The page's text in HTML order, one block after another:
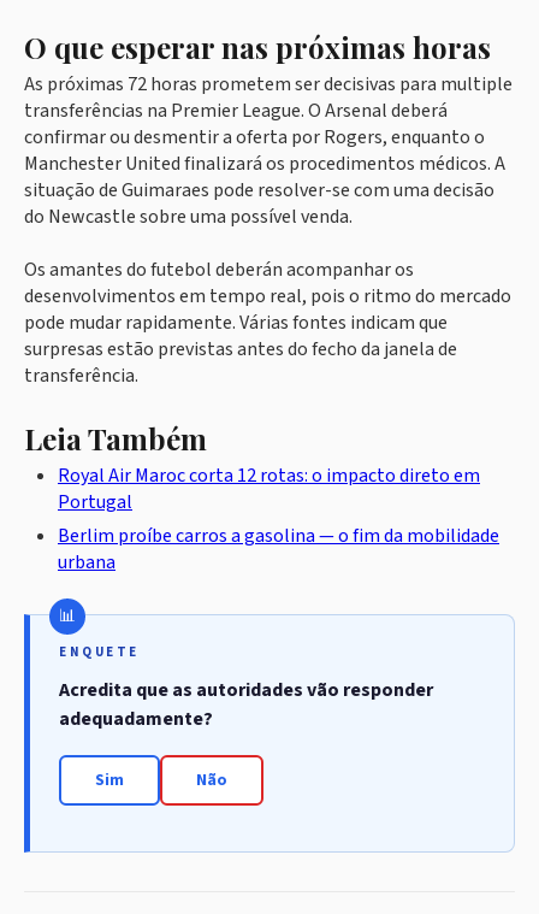
O que esperar nas próximas horas
As próximas 72 horas prometem ser decisivas para multiple
transferências na Premier League. O Arsenal deberá
confirmar ou desmentir a oferta por Rogers, enquanto o
Manchester United finalizará os procedimentos médicos. A
situação de Guimaraes pode resolver-se com uma decisão
do Newcastle sobre uma possível venda.
Os amantes do futebol deberán acompanhar os
desenvolvimentos em tempo real, pois o ritmo do mercado
pode mudar rapidamente. Várias fontes indicam que
surpresas estão previstas antes do fecho da janela de
transferência.
Leia Também
Royal Air Maroc corta 12 rotas: o impacto direto em
Portugal
Berlim proíbe carros a gasolina — o fim da mobilidade
urbana
ENQUETE
Acredita que as autoridades vão responder
adequadamente?
Sim Não